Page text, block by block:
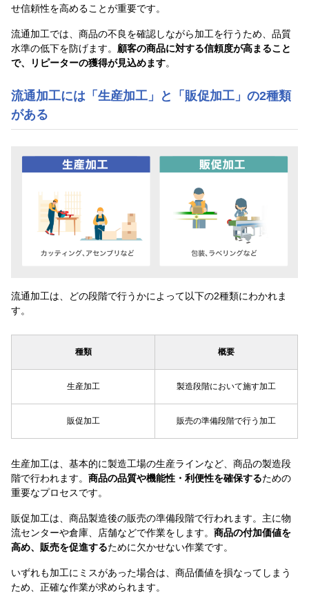
せ信頼性を高めることが重要です。
流通加工では、商品の不良を確認しながら加工を行うため、品質
水準の低下を防げます。 顧客の商品に対する信頼度が高まること
で、リピーターの獲得が見込めます。
流通加工には「生産加工」と「販促加工」の2種類
がある
流通加工は、どの段階で行うかによって以下の2種類にわかれま
す。
種類 概要
生産加工 製造段階において施す加工
販促加工 販売の準備段階で行う加工
生産加工は、基本的に製造工場の生産ラインなど、商品の製造段
階で行われます。 商品の品質や機能性・利便性を確保するための
重要なプロセスです。
販促加工は、商品製造後の販売の準備段階で行われます。主に物
流センターや倉庫、店舗などで作業をします。 商品の付加価値を
高め、販売を促進するために欠かせない作業です。
いずれも加工にミスがあった場合は、商品価値を損なってしまう
ため、正確な作業が求められます。